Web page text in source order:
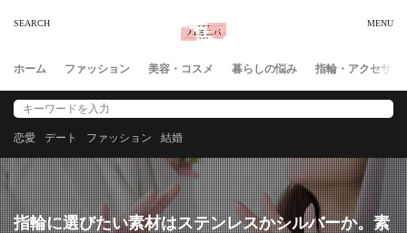
ホーム ファッション 美容・コスメ 暮らしの悩み 指輪・アクセサリ
恋愛 デート ファッション 結婚
指輪に選びたい素材はステンレスかシルバーか。素